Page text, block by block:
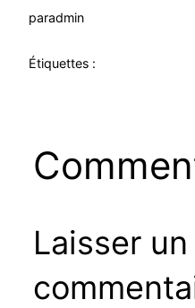
paradmin
Étiquettes :
Laisser un